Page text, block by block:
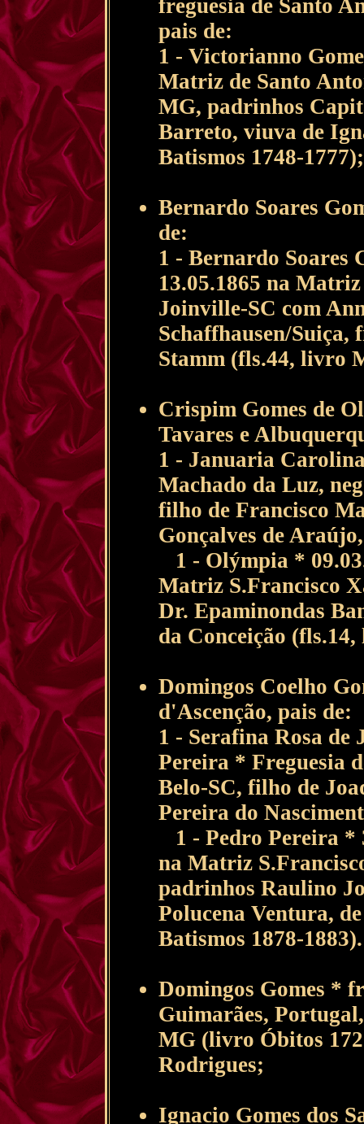
freguesia de Santo
pais de:
1 - Victorianno
Matriz de Santo
MG, padrinhos
Barreto, viuva de
Batismos 1748-1777);
Bernardo Soares
de:
1 - Bernardo Soares
13.05.1865 na
Joinville-SC com
Schaffhausen/Suiça,
Stamm (fls.44, livro
Crispim Gomes de
Tavares e
1 - Januaria
Machado da Luz,
filho de Francisco
Gonçalves de
1 - Olýmpia *
Matriz S.Francisco
Dr. Epaminondas
da Conceição
Domingos Coelho
d'Ascenção, pais de:
1 - Serafina Rosa de
Pereira * Freguesia
Belo-SC, filho de
Pereira do
1 - Pedro Pereira *
na Matriz
padrinhos Raulino
Polucena Ventura,
Batismos 1878-1883).
Domingos Gomes *
Guimarães,
MG (livro Óbitos
Rodrigues;
Ignacio Gomes dos